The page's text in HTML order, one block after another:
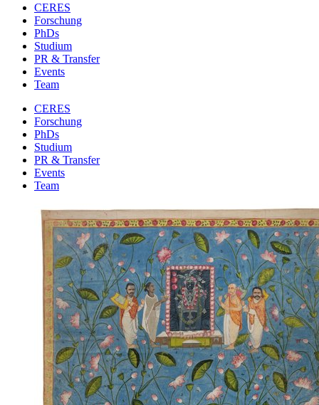
CERES
Forschung
PhDs
Studium
PR & Transfer
Events
Team
CERES
Forschung
PhDs
Studium
PR & Transfer
Events
Team